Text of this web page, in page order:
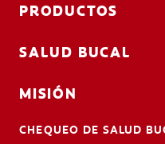
PRODUCTOS
SALUD BUCAL
MISIÓN
CHEQUEO DE SALUD